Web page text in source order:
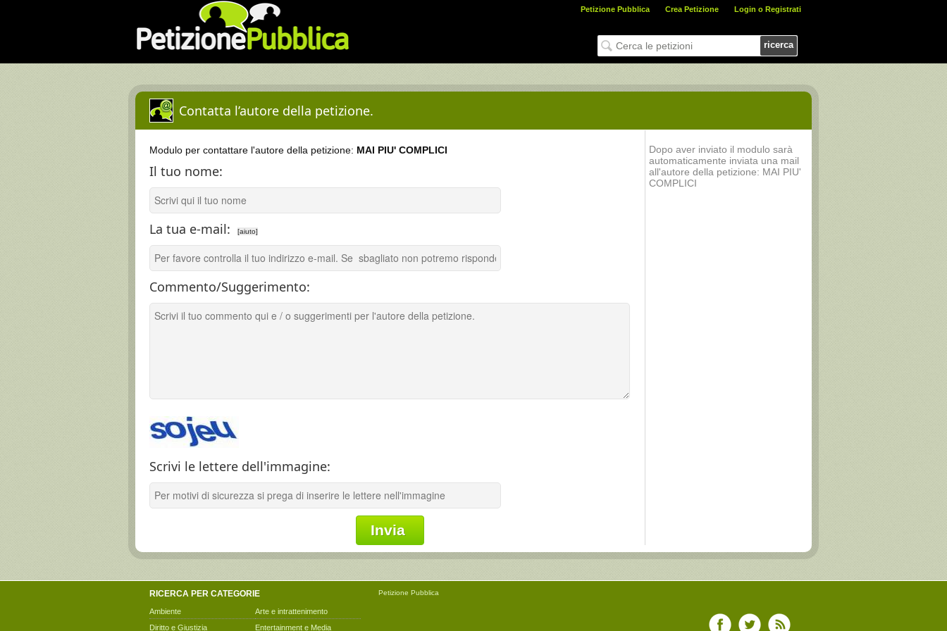
Petizione Pubblica Crea Petizione Login o Registrati
ricerca
Contatta l’autore della petizione.
Modulo per contattare l'autore della petizione: MAI PIU' COMPLICI
Il tuo nome:
La tua e-mail: [aiuto]
Commento/Suggerimento:
Scrivi le lettere dell'immagine:
Dopo aver inviato il modulo sarà
automaticamente inviata una mail
all'autore della petizione: MAI PIU'
COMPLICI
RICERCA PER CATEGORIE
Ambiente
Arte e intrattenimento
Diritto e Giustizia
Entertainment e Media
Petizione Pubblica